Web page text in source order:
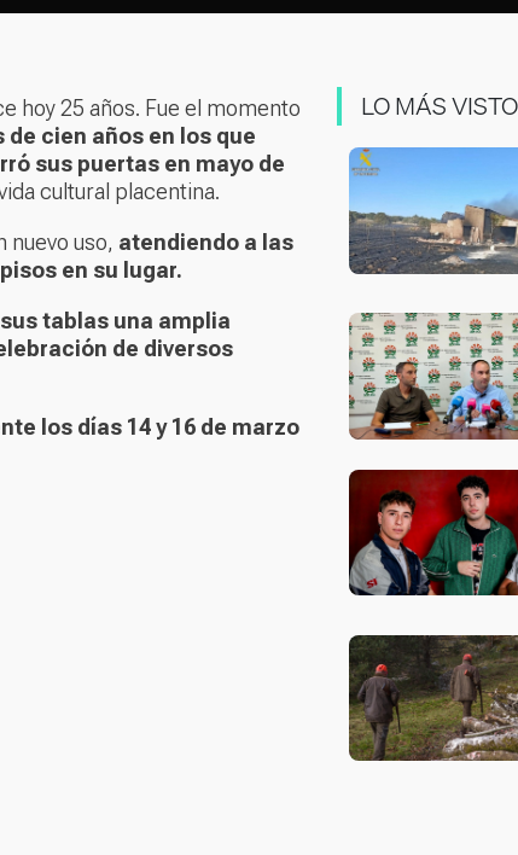
hoy 25 años. Fue el momento
de cien años en los que
sus puertas en mayo de
cultural placentina.
nuevo uso, atendiendo a las
en su lugar.
tablas una amplia
de diversos
los días 14 y 16 de marzo
LO MÁS VISTO